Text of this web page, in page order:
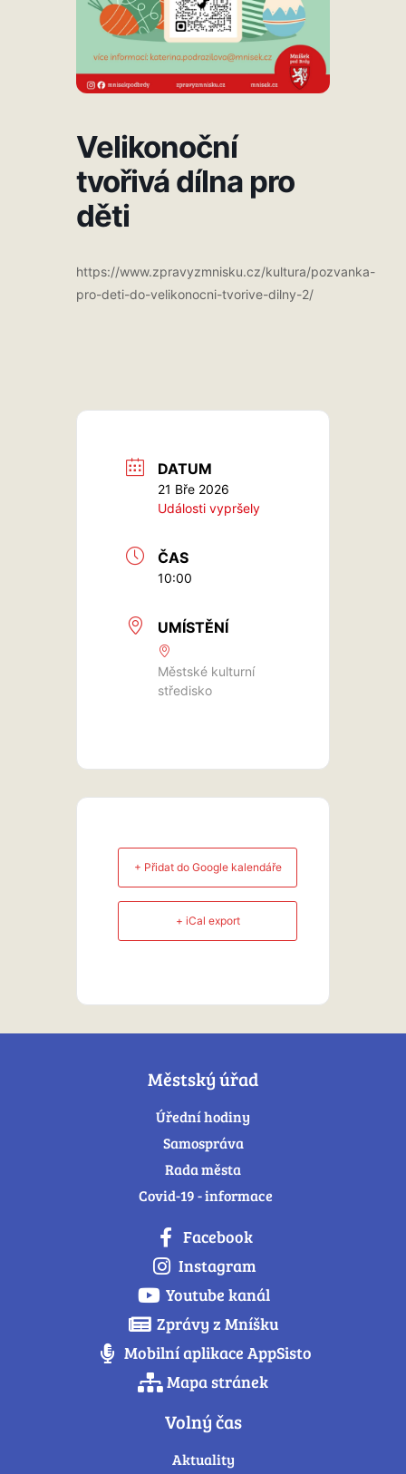
Velikonoční
tvořivá dílna pro
děti
https://www.zpravyzmnisku.cz/kultura/pozvanka-
pro-deti-do-velikonocni-tvorive-dilny-2/
DATUM
21 Bře 2026
Události vypršely
ČAS
10:00
UMÍSTĚNÍ
Městské kulturní
středisko
+ Přidat do Google kalendáře
+ iCal export
Městský úřad
Úřední hodiny
Samospráva
Rada města
Covid-19 - informace
Facebook
Instagram
Youtube kanál
Zprávy z Mníšku
Mobilní aplikace AppSisto
Mapa stránek
Volný čas
Aktuality